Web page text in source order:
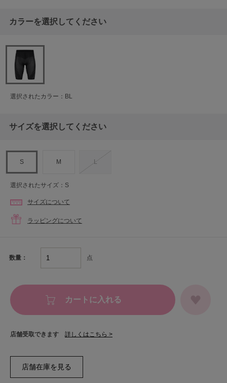
カラーを選択してください
選択されたカラー：BL
サイズを選択してください
S M L
選択されたサイズ：S
サイズについて
ラッピングについて
数量： 点
カートに入れる
店舗受取できます 詳しくはこちら >